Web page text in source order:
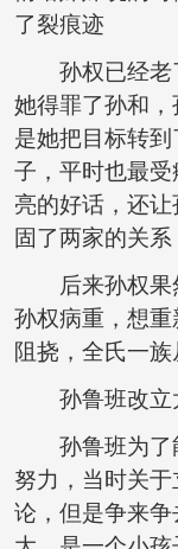
了裂痕迹
孙权已经老
她得罪了孙和
是她把目标转
子，平时也最
亮的好话，还
固了两家的关系
后来孙权果
孙权病重，想
阻挠，全氏一
孙鲁班改立
孙鲁班为了
努力，当时关
论，但是争来